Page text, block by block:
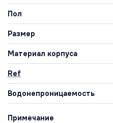
Пол
Размер
Материал корпуса
Ref
Водонепроницаемость
Примечание